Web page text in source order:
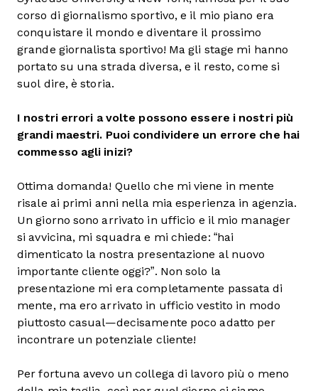
corso di giornalismo sportivo, e il mio piano era
conquistare il mondo e diventare il prossimo
grande giornalista sportivo! Ma gli stage mi hanno
portato su una strada diversa, e il resto, come si
suol dire, è storia.
I nostri errori a volte possono essere i nostri più
grandi maestri. Puoi condividere un errore che hai
commesso agli inizi?
Ottima domanda! Quello che mi viene in mente
risale ai primi anni nella mia esperienza in agenzia.
Un giorno sono arrivato in ufficio e il mio manager
si avvicina, mi squadra e mi chiede: “hai
dimenticato la nostra presentazione al nuovo
importante cliente oggi?”. Non solo la
presentazione mi era completamente passata di
mente, ma ero arrivato in ufficio vestito in modo
piuttosto casual—decisamente poco adatto per
incontrare un potenziale cliente!
Per fortuna avevo un collega di lavoro più o meno